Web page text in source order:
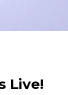
Live!